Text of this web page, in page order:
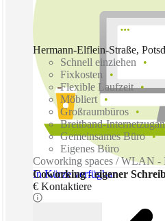
In Kürze verfügbar
Hermann-Elflein-Straße,
Schnell einziehen
Fixkosten
Flexible Laufzeit
Möbliert
Großraumbüros
Breitband-
Gemeinsames Büro
Eigenes Büro
Coworking spaces / WLAN -
Coworking - eigener
€ Kontaktiere